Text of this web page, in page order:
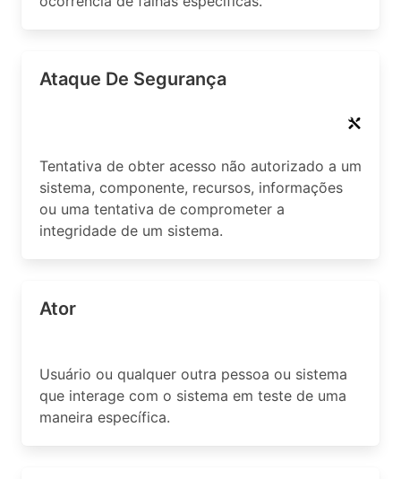
Ataque De Segurança
Tentativa de obter acesso não autorizado a um
sistema, componente, recursos, informações
ou uma tentativa de comprometer a
integridade de um sistema.
Ator
Usuário ou qualquer outra pessoa ou sistema
que interage com o sistema em teste de uma
maneira específica.